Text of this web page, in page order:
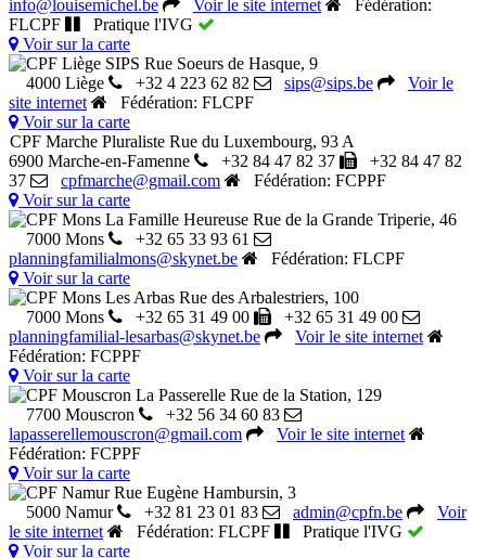
info@louisemichel.be
Voir le site internet
Fédération:
FLCPF
Pratique l'IVG
Voir sur la carte
CPF Liège SIPS Rue Soeurs de Hasque, 9
4000 Liège
+32 4 223 62 82 sips@sips.be
Voir le
site internet
Fédération: FLCPF
Voir sur la carte
CPF Marche Pluraliste Rue du Luxembourg, 93 A
6900 Marche-en-Famenne
+32 84 47 82 37
+32 84 47 82
37
cpfmarche@gmail.com
Fédération: FCPPF
Voir sur la carte
CPF Mons La Famille Heureuse Rue de la Grande Triperie, 46
7000 Mons
+32 65 33 93 61
planningfamilialmons@skynet.be
Fédération: FLCPF
Voir sur la carte
CPF Mons Les Arbas Rue des Arbalestriers, 100
7000 Mons
+32 65 31 49 00
+32 65 31 49 00
planningfamilial-lesarbas@skynet.be
Voir le site internet
Fédération: FCPPF
Voir sur la carte
CPF Mouscron La Passerelle Rue de la Station, 129
7700 Mouscron
+32 56 34 60 83
lapasserellemouscron@gmail.com
Voir le site internet
Fédération: FCPPF
Voir sur la carte
CPF Namur Rue Eugène Hambursin, 3
5000 Namur
+32 81 23 01 83 admin@cpfn.be
Voir
le site internet
Fédération: FLCPF
Pratique l'IVG
Voir sur la carte